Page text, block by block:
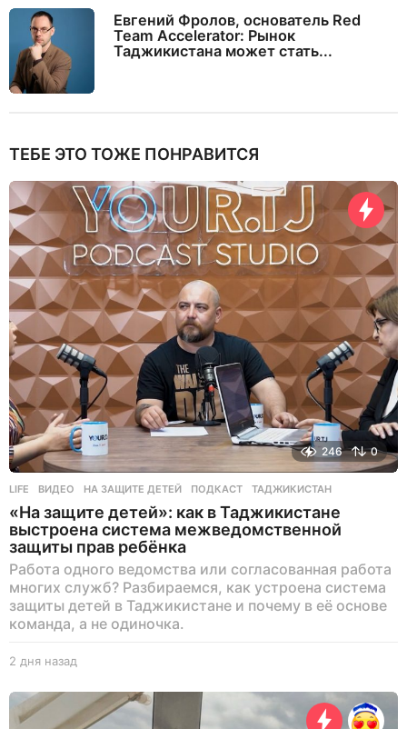
Евгений Фролов, основатель Red
Team Accelerator: Рынок
Таджикистана может стать...
ТЕБЕ ЭТО ТОЖЕ ПОНРАВИТСЯ
246 0
LIFE ВИДЕО ,НА ЗАЩИТЕ ДЕТЕЙ ,ПОДКАСТ ,ТАДЖИКИСТАН
«На защите детей»: как в Таджикистане
выстроена система межведомственной
защиты прав ребёнка
Работа одного ведомства или согласованная работа
многих служб? Разбираемся, как устроена система
защиты детей в Таджикистане и почему в её основе
команда, а не одиночка.
2 дня назад
н
я